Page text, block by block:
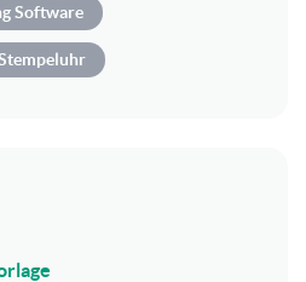
Software